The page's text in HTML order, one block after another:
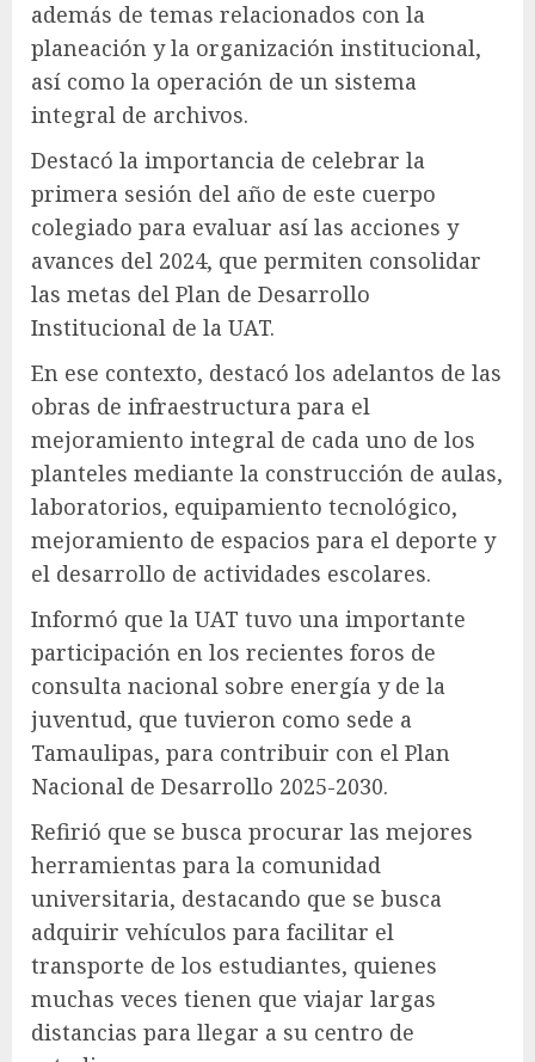
además de temas relacionados con la
planeación y la organización institucional,
así como la operación de un sistema
integral de archivos.
Destacó la importancia de celebrar la
primera sesión del año de este cuerpo
colegiado para evaluar así las acciones y
avances del 2024, que permiten consolidar
las metas del Plan de Desarrollo
Institucional de la UAT.
En ese contexto, destacó los adelantos de las
obras de infraestructura para el
mejoramiento integral de cada uno de los
planteles mediante la construcción de aulas,
laboratorios, equipamiento tecnológico,
mejoramiento de espacios para el deporte y
el desarrollo de actividades escolares.
Informó que la UAT tuvo una importante
participación en los recientes foros de
consulta nacional sobre energía y de la
juventud, que tuvieron como sede a
Tamaulipas, para contribuir con el Plan
Nacional de Desarrollo 2025-2030.
Refirió que se busca procurar las mejores
herramientas para la comunidad
universitaria, destacando que se busca
adquirir vehículos para facilitar el
transporte de los estudiantes, quienes
muchas veces tienen que viajar largas
distancias para llegar a su centro de